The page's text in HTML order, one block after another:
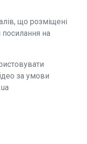
що розміщені
посилання на
за умови